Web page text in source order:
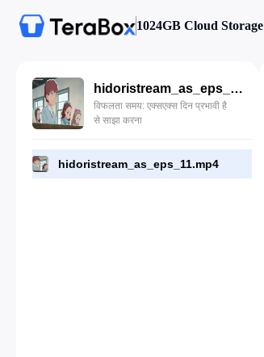
1024GB Cloud Storage
hidoristream_as_eps_11.mp4
विफलता समय: एक्सएक्स दिन प्रभावी है
से साझा करना
hidoristream_as_eps_11.mp4